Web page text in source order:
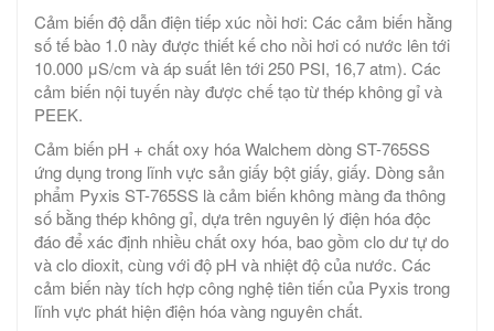
Cảm biến độ dẫn điện tiếp xúc nồi hơi: Các cảm biến hằng
số tế bào 1.0 này được thiết kế cho nồi hơi có nước lên tới
10.000 μS/cm và áp suất lên tới 250 PSI, 16,7 atm). Các
cảm biến nội tuyến này được chế tạo từ thép không gỉ và
PEEK.
Cảm biến pH + chất oxy hóa Walchem dòng ST-765SS
ứng dụng trong lĩnh vực sản giấy bột giấy, giấy. Dòng sản
phẩm Pyxis ST-765SS là cảm biến không màng đa thông
số bằng thép không gỉ, dựa trên nguyên lý điện hóa độc
đáo để xác định nhiều chất oxy hóa, bao gồm clo dư tự do
và clo dioxit, cùng với độ pH và nhiệt độ của nước. Các
cảm biến này tích hợp công nghệ tiên tiến của Pyxis trong
lĩnh vực phát hiện điện hóa vàng nguyên chất.